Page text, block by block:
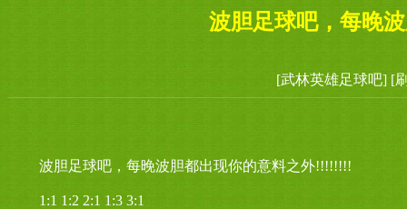
波胆足球吧，每晚
[武林英雄足球吧] [
波胆足球吧，每晚波胆都出现你的意料之外!!!!!!!!
1:1 1:2 2:1 1:3 3:1